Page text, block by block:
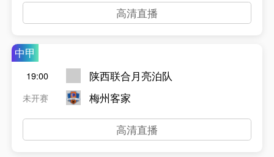
高清直播
中甲
19:00
未开赛
陕西联合月亮泊队
梅州客家
高清直播